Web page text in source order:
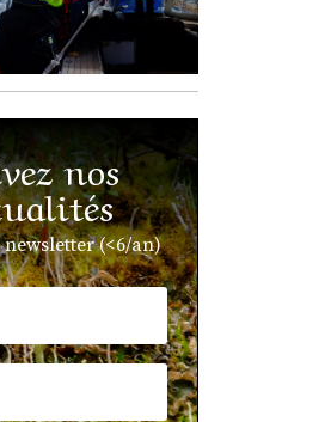
nos
newsletter (<6/an)